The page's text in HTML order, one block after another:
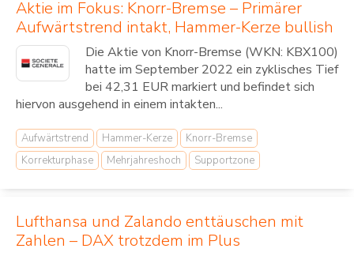
Aktie im Fokus: Knorr-Bremse – Primärer
Aufwärtstrend intakt, Hammer-Kerze bullish
Die Aktie von Knorr-Bremse (WKN: KBX100)
hatte im September 2022 ein zyklisches Tief
bei 42,31 EUR markiert und befindet sich
hiervon ausgehend in einem intakten...
Aufwärtstrend Hammer-Kerze
Knorr-Bremse
Korrekturphase
Mehrjahreshoch Supportzone
Lufthansa und Zalando enttäuschen mit
Zahlen – DAX trotzdem im Plus